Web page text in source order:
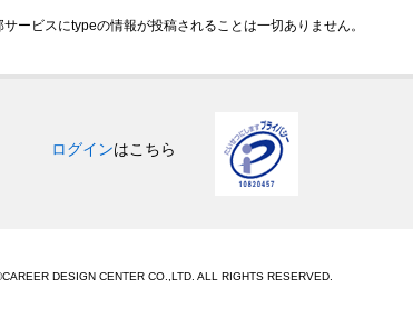
ービスにtypeの情報が投稿されることは一切ありません。
ログインはこちら
DESIGN CENTER CO.,LTD. ALL RIGHTS RESERVED.